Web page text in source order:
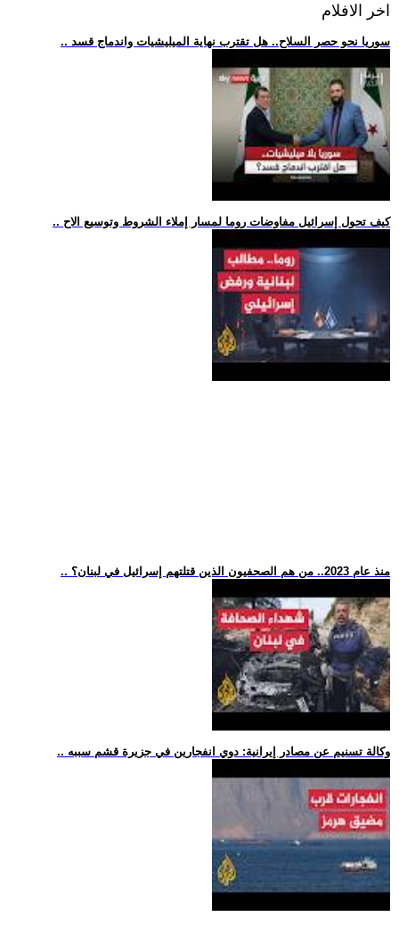
اخر الافلام
.. سوريا نحو حصر السلاح.. هل تقترب نهاية الميليشيات واندماج قسد
.. كيف تحول إسرائيل مفاوضات روما لمسار إملاء الشروط وتوسيع الاح
.. منذ عام 2023.. من هم الصحفيون الذين قتلتهم إسرائيل في لبنان؟
.. وكالة تسنيم عن مصادر إيرانية: دوي انفجارين في جزيرة قشم سببه